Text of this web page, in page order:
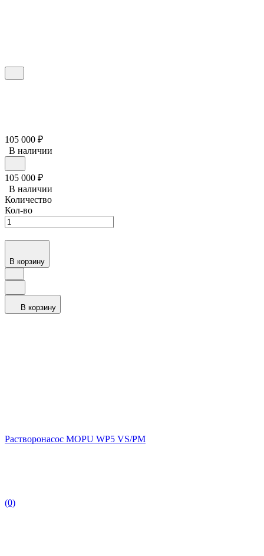
105 000 ₽
В наличии
105 000 ₽
В наличии
Количество
Кол-во
В корзину
В корзину
Растворонасос MOPU WP5 VS/PM
(0)